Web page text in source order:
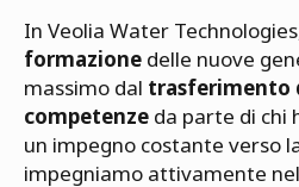
In Veolia Water
formazione delle nuove
massimo dal trasferimento
competenze da parte di chi
un impegno costante verso
impegniamo attivamente